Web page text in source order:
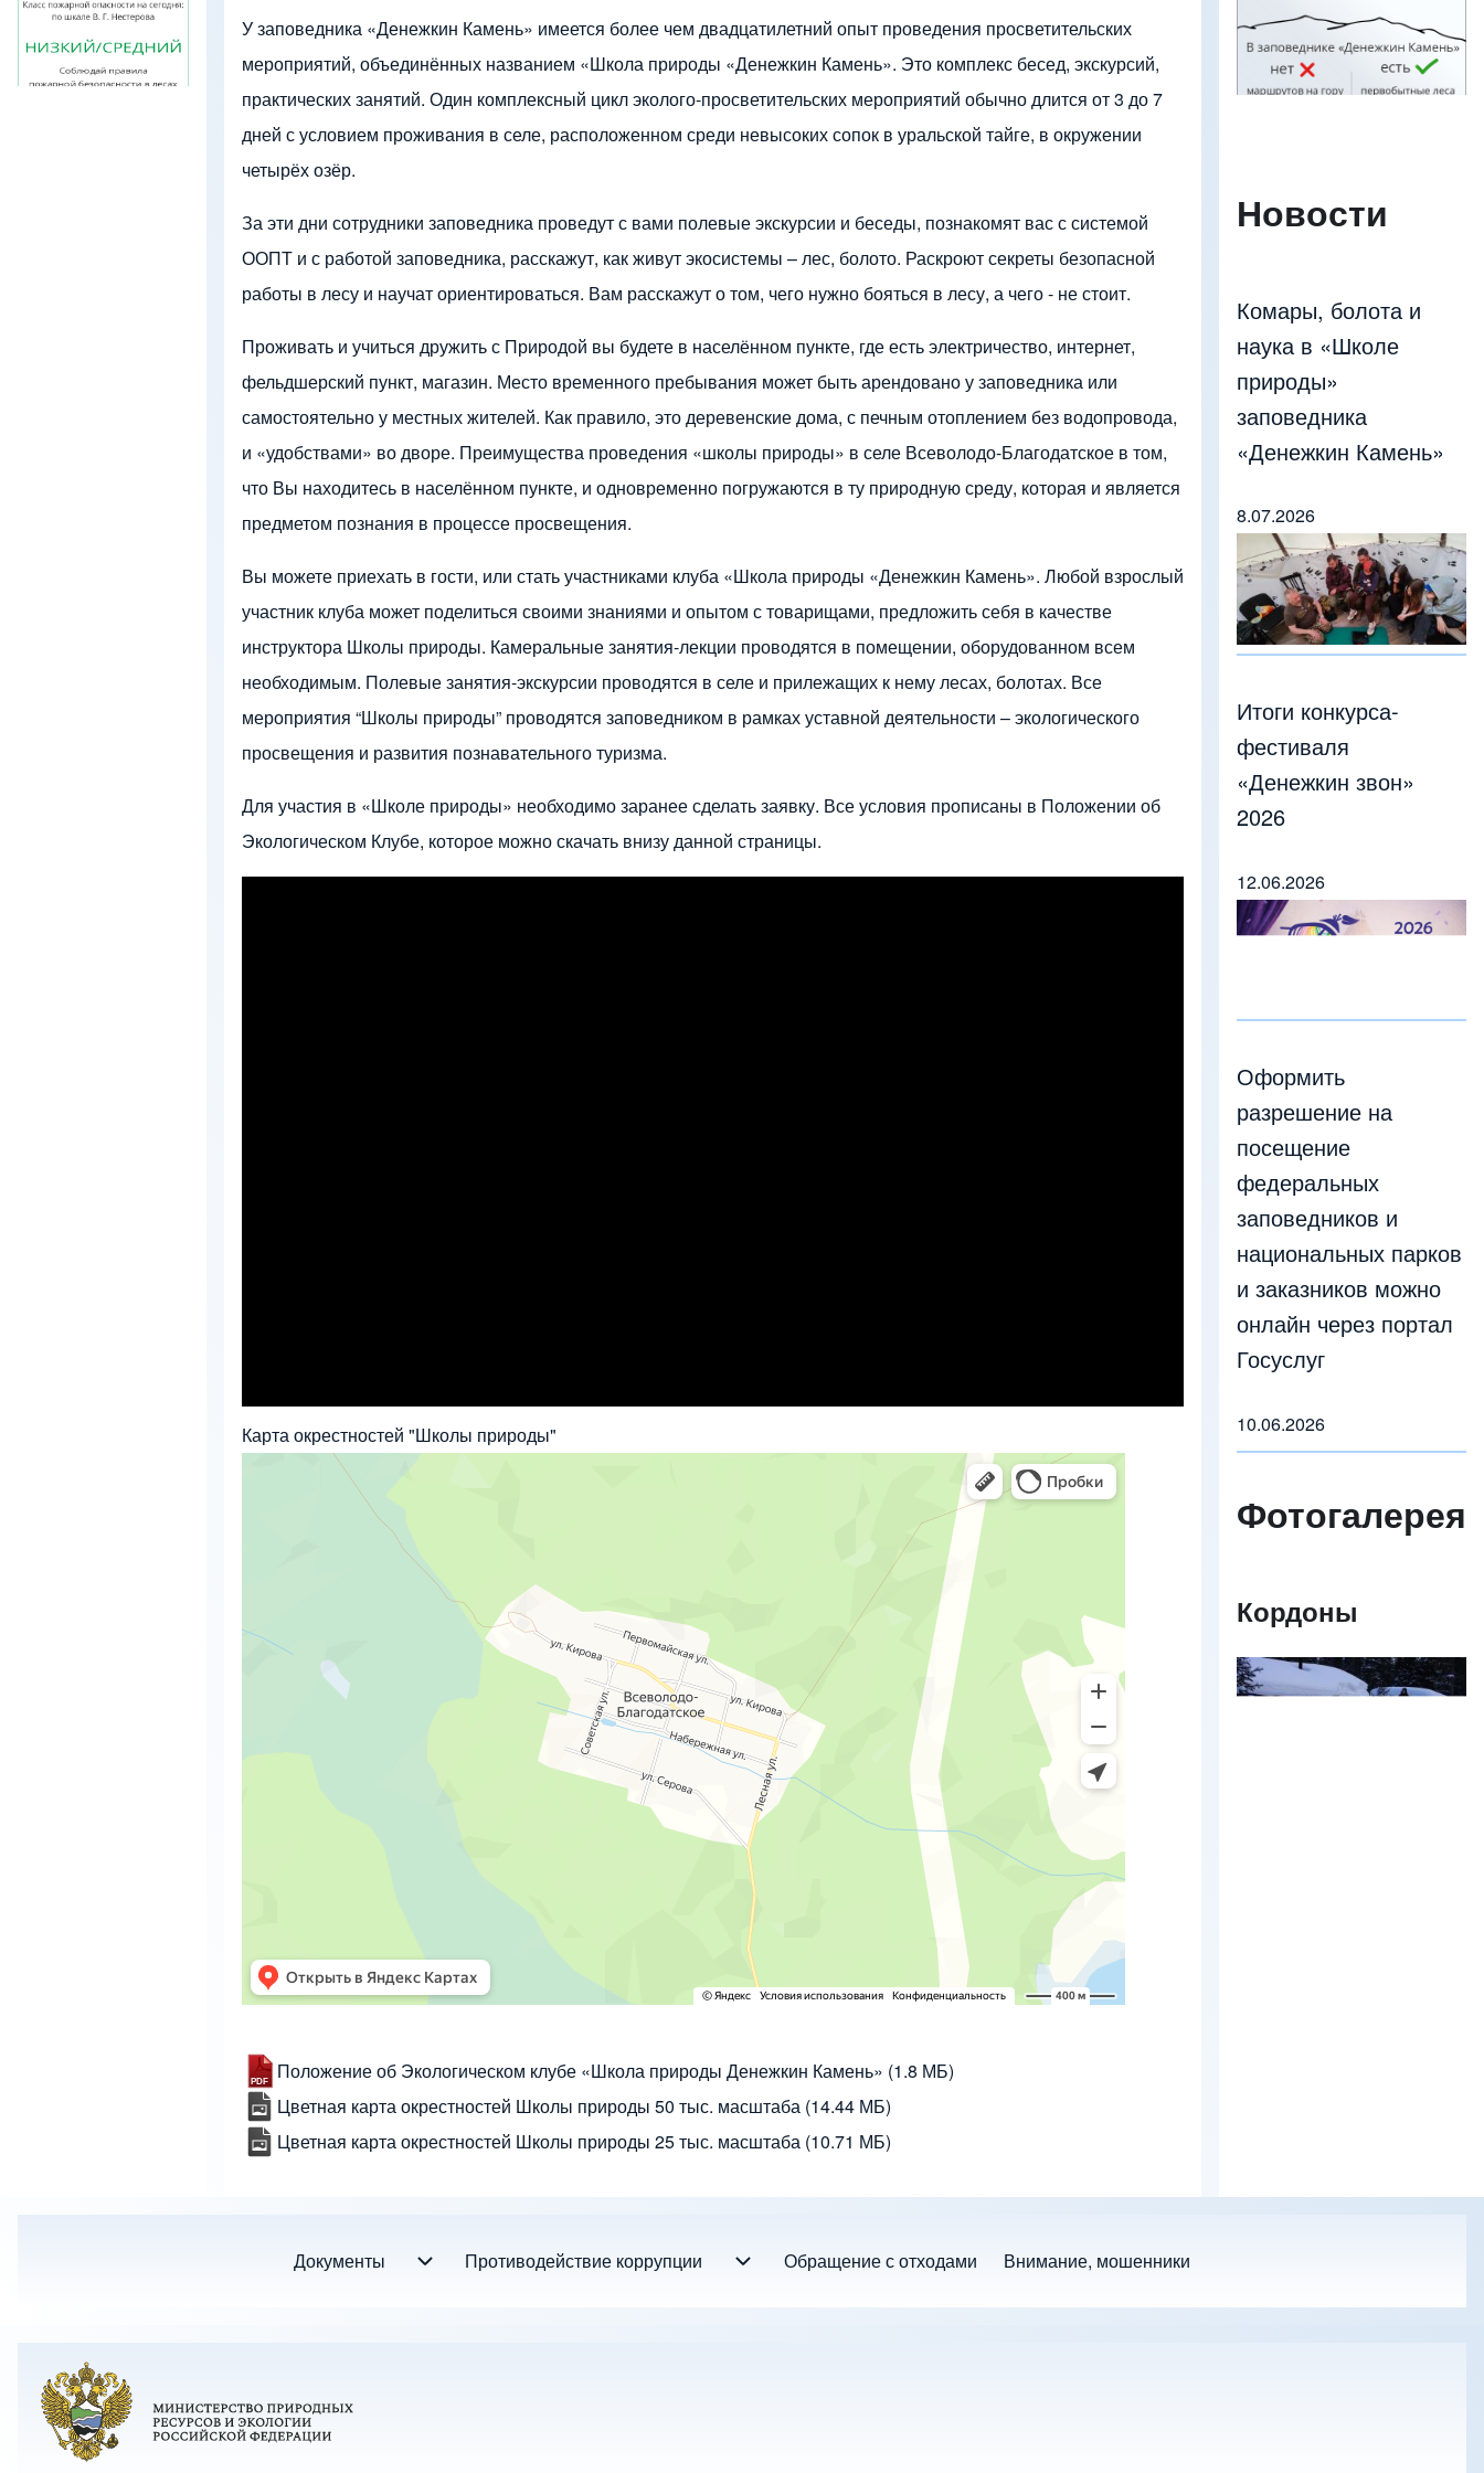
Изображение
У заповедника «Денежкин Камень» имеется более чем двадцатилетний опыт проведения просветительских
мероприятий, объединённых названием «Школа природы «Денежкин Камень». Это комплекс бесед, экскурсий,
практических занятий. Один комплексный цикл эколого-просветительских мероприятий обычно длится от 3 до 7
дней с условием проживания в селе, расположенном среди невысоких сопок в уральской тайге, в окружении
четырёх озёр.
За эти дни сотрудники заповедника проведут с вами полевые экскурсии и беседы, познакомят вас с системой
ООПТ и с работой заповедника, расскажут, как живут экосистемы – лес, болото. Раскроют секреты безопасной
работы в лесу и научат ориентироваться. Вам расскажут о том, чего нужно бояться в лесу, а чего - не стоит.
Проживать и учиться дружить с Природой вы будете в населённом пункте, где есть электричество, интернет,
фельдшерский пункт, магазин. Место временного пребывания может быть арендовано у заповедника или
самостоятельно у местных жителей. Как правило, это деревенские дома, с печным отоплением без водопровода,
и «удобствами» во дворе. Преимущества проведения «школы природы» в селе Всеволодо-Благодатское в том,
что Вы находитесь в населённом пункте, и одновременно погружаются в ту природную среду, которая и является
предметом познания в процессе просвещения.
Вы можете приехать в гости, или стать участниками клуба «Школа природы «Денежкин Камень». Любой взрослый
участник клуба может поделиться своими знаниями и опытом с товарищами, предложить себя в качестве
инструктора Школы природы. Камеральные занятия-лекции проводятся в помещении, оборудованном всем
необходимым. Полевые занятия-экскурсии проводятся в селе и прилежащих к нему лесах, болотах. Все
мероприятия “Школы природы” проводятся заповедником в рамках уставной деятельности – экологического
просвещения и развития познавательного туризма.
Для участия в «Школе природы» необходимо заранее сделать заявку. Все условия прописаны в Положении об
Экологическом Клубе, которое можно скачать внизу данной страницы.
Карта окрестностей "Школы природы"
Положение об Экологическом клубе «Школа природы Денежкин Камень» (1.8 МБ)
Цветная карта окрестностей Школы природы 50 тыс. масштаба (14.44 МБ)
Цветная карта окрестностей Школы природы 25 тыс. масштаба (10.71 МБ)
Изображение
Новости
Комары, болота и
наука в «Школе
природы»
заповедника
«Денежкин Камень»
8.07.2026
Итоги конкурса-
фестиваля
«Денежкин звон»
2026
12.06.2026
Оформить
разрешение на
посещение
федеральных
заповедников и
национальных парков
и заказников можно
онлайн через портал
Госуслуг
10.06.2026
Фотогалерея
Кордоны
Документы
Документы подменю Противодействие коррупции
Противодействие коррупции подменю
Обращение с отходами Внимание, мошенники